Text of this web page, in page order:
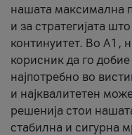
нашата максимална
и за стратегијата
континуитет. Во А1,
корисник да го
најпотребно во
и најквалитетен
решенија стои
стабилна и сигурна